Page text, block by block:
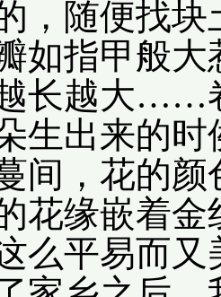
，随便找
如指甲般
长越大……
生出来的
间，花的
花缘嵌着
么平易而